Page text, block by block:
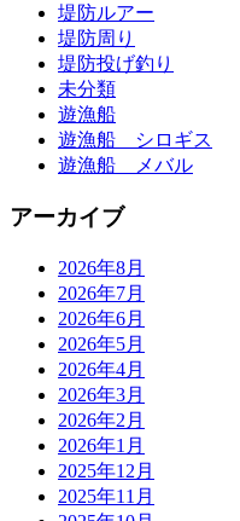
堤防ルアー
堤防周り
堤防投げ釣り
未分類
遊漁船
遊漁船 シロギス
遊漁船 メバル
アーカイブ
2026年8月
2026年7月
2026年6月
2026年5月
2026年4月
2026年3月
2026年2月
2026年1月
2025年12月
2025年11月